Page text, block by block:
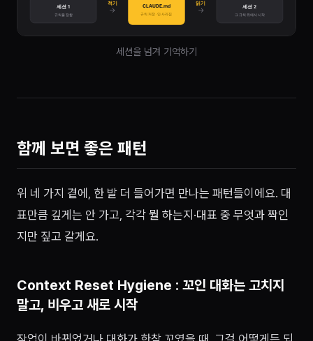
세션을 넘겨 기억하기
함께 보면 좋은 패턴
위 네 가지 곁에, 한 발 더 들어가면 만나는 패턴들이에요. 대
표만큼 깊게는 안 가고, 각각 뭘 하는지·대표 중 무엇과 짝인
지 만 짚고 갈게요.
Context Reset Hygiene : 꼬인 대화는 고치지
말고, 비우고 새로 시작